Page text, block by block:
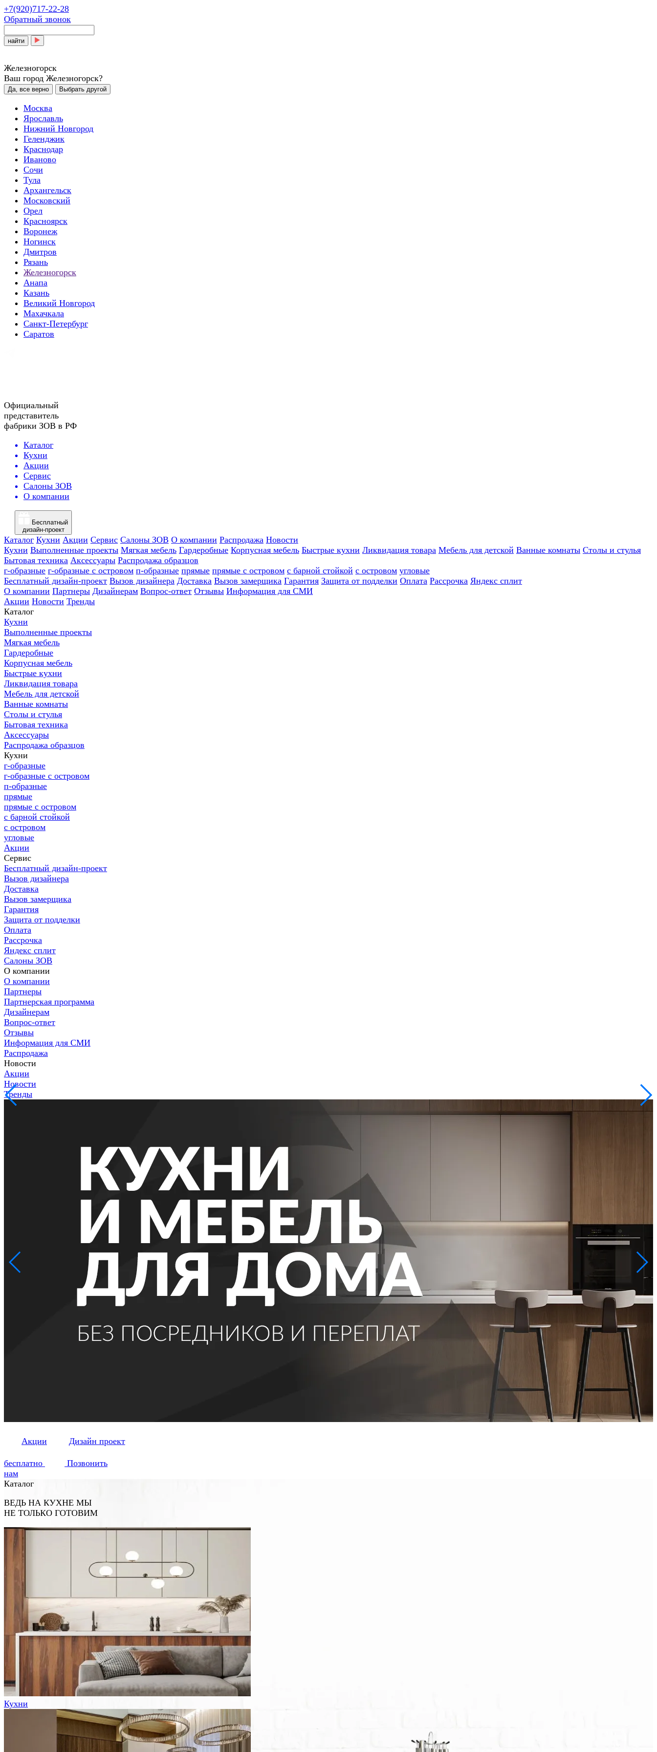
+7(920)717-22-28
Обратный звонок
найти
Железногорск
Ваш город Железногорск?
Да, все верно Выбрать другой
Москва
Ярославль
Нижний Новгород
Геленджик
Краснодар
Иваново
Сочи
Тула
Архангельск
Московский
Орел
Красноярск
Воронеж
Ногинск
Дмитров
Рязань
Железногорск
Анапа
Казань
Великий Новгород
Махачкала
Санкт-Петербург
Саратов
Официальный
представитель
фабрики ЗОВ в РФ
Каталог
Кухни
Акции
Сервис
Салоны ЗОВ
О компании
Бесплатный
дизайн-проект
Каталог Кухни Акции Сервис Салоны ЗОВ О компании Распродажа Новости
Кухни Выполненные проекты Мягкая мебель Гардеробные Корпусная мебель Быстрые кухни Ликвидация товара Мебель для детской Ванные комнаты Столы и стулья
Бытовая техника Аксессуары Распродажа образцов
г-образные г-образные с островом п-образные прямые прямые с островом с барной стойкой с островом угловые
Бесплатный дизайн-проект Вызов дизайнера Доставка Вызов замерщика Гарантия Защита от подделки Оплата Рассрочка Яндекс сплит
О компании Партнеры Дизайнерам Вопрос-ответ Отзывы Информация для СМИ
Акции Новости Тренды
Каталог
Кухни
Выполненные проекты
Мягкая мебель
Гардеробные
Корпусная мебель
Быстрые кухни
Ликвидация товара
Мебель для детской
Ванные комнаты
Столы и стулья
Бытовая техника
Аксессуары
Распродажа образцов
Кухни
г-образные
г-образные с островом
п-образные
прямые
прямые с островом
с барной стойкой
с островом
угловые
Акции
Сервис
Бесплатный дизайн-проект
Вызов дизайнера
Доставка
Вызов замерщика
Гарантия
Защита от подделки
Оплата
Рассрочка
Яндекс сплит
Салоны ЗОВ
О компании
О компании
Партнеры
Партнерская программа
Дизайнерам
Вопрос-ответ
Отзывы
Информация для СМИ
Распродажа
Новости
Акции
Новости
Тренды
Акции Дизайн проект
бесплатно
Позвонить
нам
Каталог
ВЕДЬ НА КУХНЕ МЫ
НЕ ТОЛЬКО ГОТОВИМ
Кухни